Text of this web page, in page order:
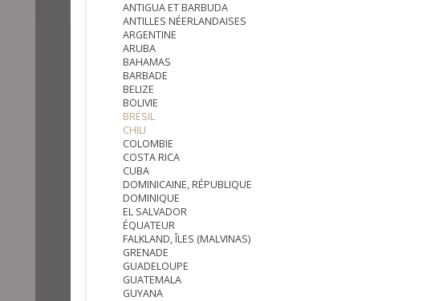
ANTIGUA ET BARBUDA
ANTILLES NÉERLANDAISES
ARGENTINE
ARUBA
BAHAMAS
BARBADE
BELIZE
BOLIVIE
BRÉSIL
CHILI
COLOMBIE
COSTA RICA
CUBA
DOMINICAINE, RÉPUBLIQUE
DOMINIQUE
EL SALVADOR
ÉQUATEUR
FALKLAND, ÎLES (MALVINAS)
GRENADE
GUADELOUPE
GUATEMALA
GUYANA